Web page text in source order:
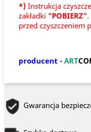
*) Instrukcja
zakładki "POBIERZ"
przed czyszczeniem
producent - ART
Gwarancja